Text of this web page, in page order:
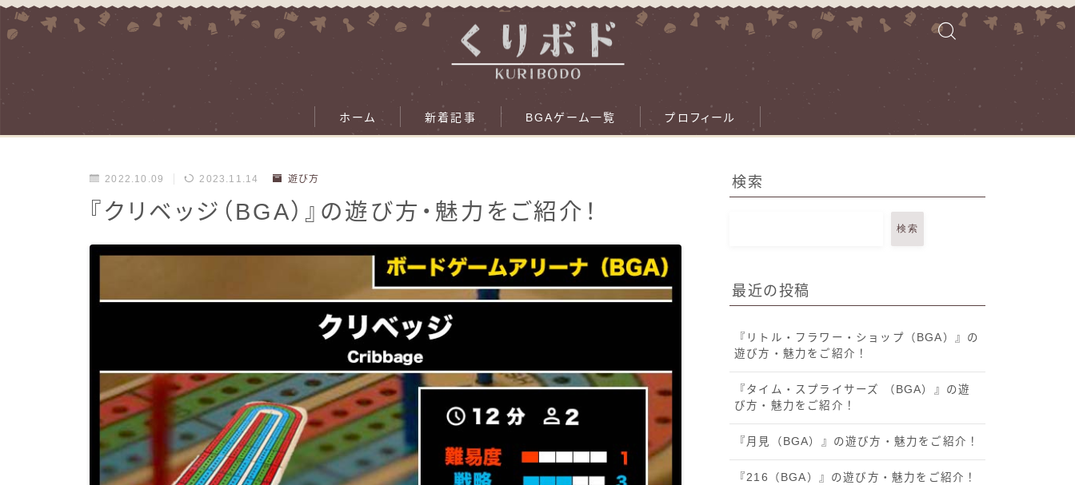
ホーム 新着記事 BGAゲーム一覧 プロフィール
2022.10.09 2023.11.14 遊び方
『クリベッジ（BGA）』の遊び方・魅力をご紹介！
検索
検索
最近の投稿
『リトル・フラワー・ショップ（BGA）』の
遊び方・魅力をご紹介！
『タイム・スプライサーズ （BGA）』の遊
び方・魅力をご紹介！
『月見（BGA）』の遊び方・魅力をご紹介！
『216（BGA）』の遊び方・魅力をご紹介！